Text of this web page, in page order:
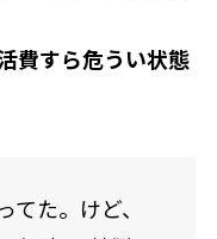
費すら危うい状態
てた。けど、